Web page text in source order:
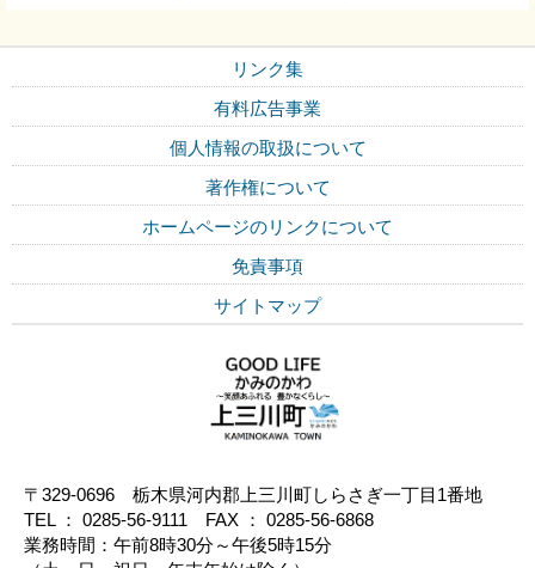
リンク集
有料広告事業
個人情報の取扱について
著作権について
ホームページのリンクについて
免責事項
サイトマップ
〒329-0696 栃木県河内郡上三川町しらさぎ一丁目1番地
TEL ： 0285-56-9111 FAX ： 0285-56-6868
業務時間：午前8時30分～午後5時15分